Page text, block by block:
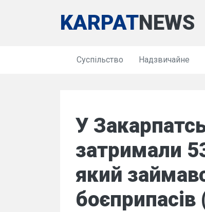
KARPATNEWS
Суспільство Надзвичайне
У
затримали
який